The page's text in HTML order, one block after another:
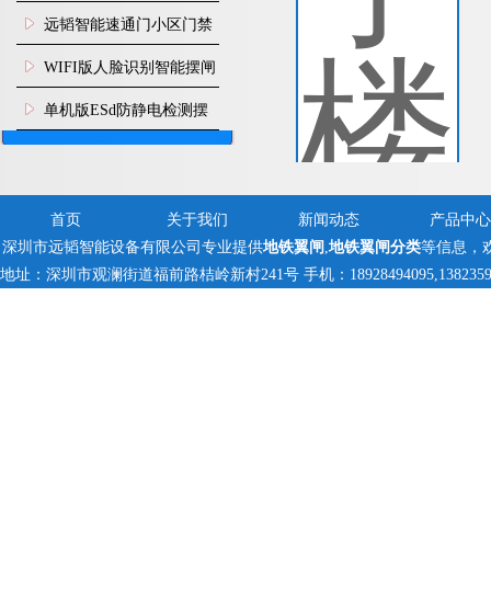
脸识别快速通道闸
远韬智能速通门小区门禁
闸机食堂消费摆闸
WIFI版人脸识别智能摆闸
机
单机版ESd防静电检测摆
闸机
首页 关于我们 新闻动态
产品中心
深圳市远韬智能设备有限公司专业提供地铁翼闸 ,地铁翼闸分类等信息，
地址：深圳市观澜街道福前路桔岭新村241号 手机：